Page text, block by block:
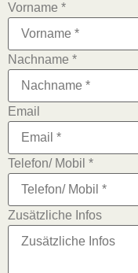
Vorname *
Nachname *
Email
Telefon/ Mobil *
Zusätzliche Infos